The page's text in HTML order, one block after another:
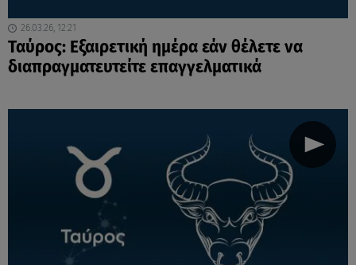
26.03.26, 12:21
Ταύρος: Εξαιρετική ημέρα εάν θέλετε να
διαπραγματευτείτε επαγγελματικά